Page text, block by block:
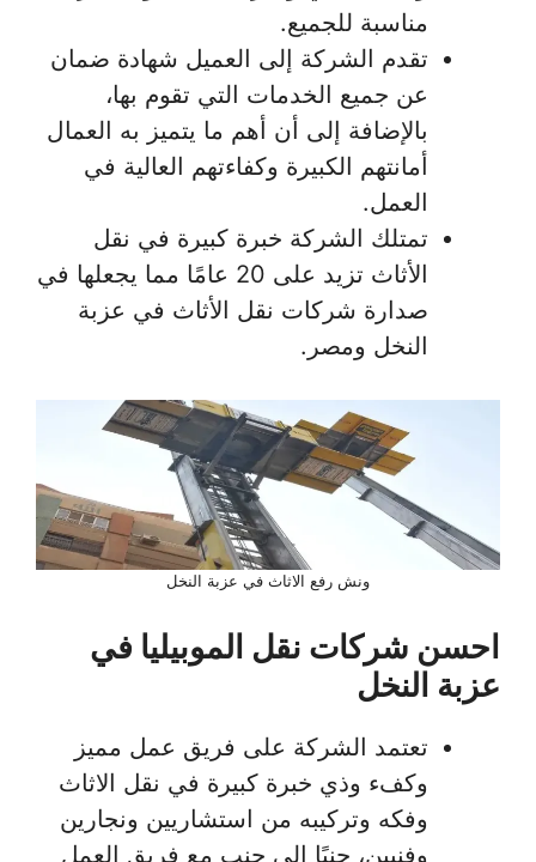
مناسبة للجميع.
تقدم الشركة إلى العميل شهادة ضمان
عن جميع الخدمات التي تقوم بها،
بالإضافة إلى أن أهم ما يتميز به العمال
أمانتهم الكبيرة وكفاءتهم العالية في
العمل.
تمتلك الشركة خبرة كبيرة في نقل
الأثاث تزيد على 20 عامًا مما يجعلها في
صدارة شركات نقل الأثاث في عزبة
النخل ومصر.
ونش رفع الاثاث في عزبة النخل
احسن شركات نقل الموبيليا في
عزبة النخل
تعتمد الشركة على فريق عمل مميز
وكفء وذي خبرة كبيرة في نقل الاثاث
وفكه وتركيبه من استشاريين ونجارين
وفنيين، جنبًا إلى جنب مع فريق العمل